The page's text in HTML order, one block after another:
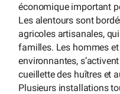
économique important
Les alentours sont
agricoles artisanales,
familles. Les hommes
environnantes,
cueillette des huîtres et
Plusieurs installations